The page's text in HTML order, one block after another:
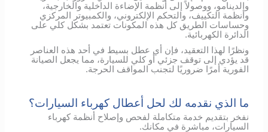
والدينامو، ووصولاً إلى أنظمة الإضاءة الداخلية والخارجية،
وأنظمة التكييف، والتحكم الإلكتروني، والكمبيوتر المركزي
وحساسات الطريق كل هذه المكونات تعتمد بشكل كلي على
الدائرة الكهربائية.
ونظرًا لهذا التعقيد، فإن أي عطل بسيط في أحد هذه العناصر
قد يؤدي إلى توقف جزئي أو كلي للسيارة، مما يجعل الصيانة
الفورية أمرًا ضروريًا لتجنب المواقف الحرجة.
ما الذي نقدمه لك لحل أعطال كهرباء السيارات؟
نفخر بتقديم خدمة متكاملة لفحص وإصلاح أنظمة كهرباء
السيارات، مباشرة في مكانك.